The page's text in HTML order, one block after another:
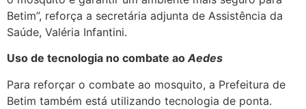
Betim”, reforça a secretária adjunta de Assistência da
Saúde, Valéria Infantini.
Uso de tecnologia no combate aoAedes
Para reforçar o combate ao mosquito, a Prefeitura de
Betim também está utilizando tecnologia de ponta.